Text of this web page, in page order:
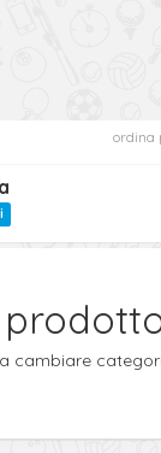
ordina
cambiare